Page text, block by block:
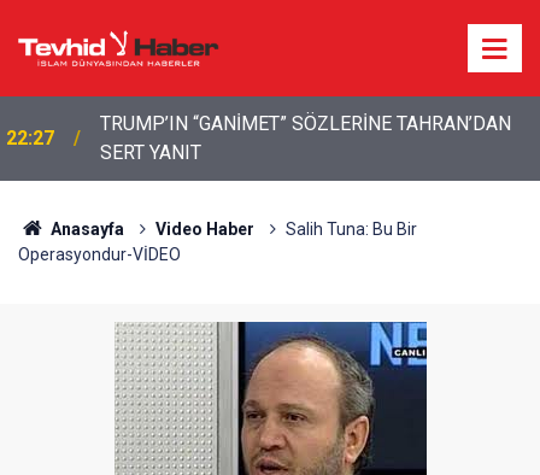
22:27
TRUMP’IN “GANİMET” SÖZLERİNE TAHRAN’DAN
SERT YANIT
22:13 İbrahimî Bir Seda: Uluslararası Filistin Konvoyu
Anasayfa Video Haber
Salih Tuna: Bu Bir
Operasyondur-VİDEO